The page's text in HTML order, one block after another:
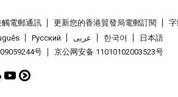
電郵通訊 更新您的香港貿發局電郵訂閱
Pусский عربى 한국어
日本語
号 京公网安备 11010102003523号